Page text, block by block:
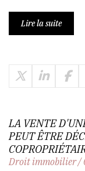
Lire la suite
LA VENTE
PEUT ÊTRE
Droit immobilier/